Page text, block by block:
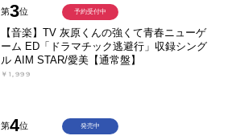
第3位
【音楽】TV 灰原くんの強くて青春ニューゲ
ーム ED「ドラマチック逃避行」収録シング
ル AIM STAR/愛美【通常盤】
￥1,999
予約受付中
第4位 発売中